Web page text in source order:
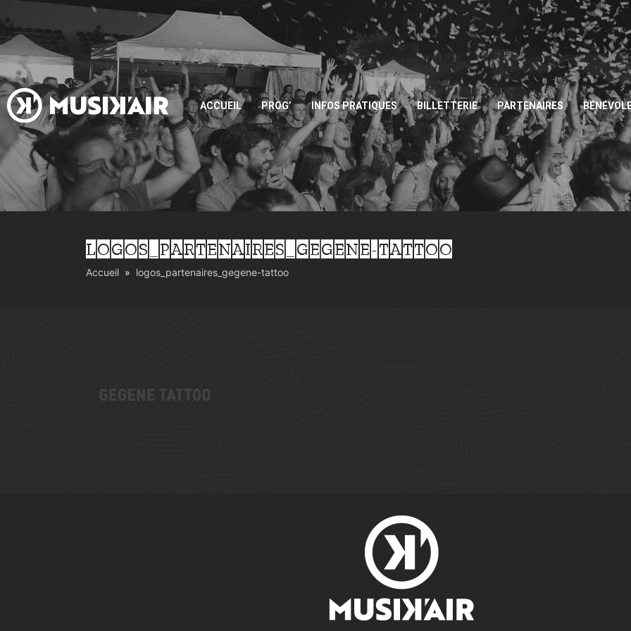
ACCUEIL PROG’ INFOS PRATIQUES BILLETTERIE PARTENAIRES
LOGOS_PARTENAIRES_GEGENE-TATTOO
Accueil logos_partenaires_gegene-tattoo